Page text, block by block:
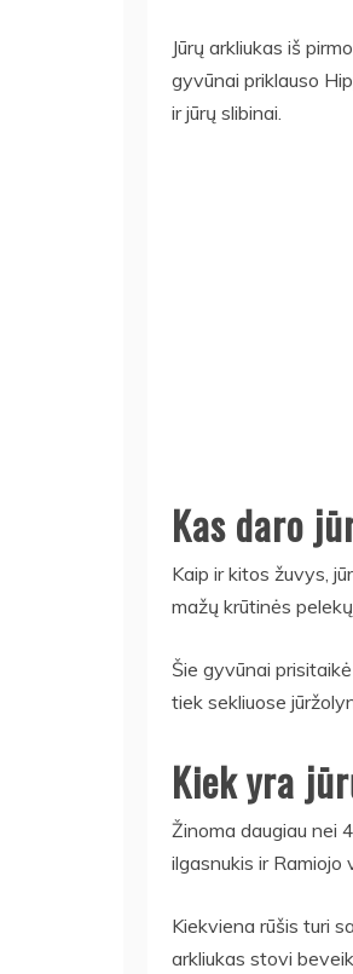
Jūrų arkliukas iš
gyvūnai priklauso
ir jūrų slibinai.
Kas daro
Kaip ir kitos žuvys,
mažų krūtinės
Šie gyvūnai
tiek sekliuose
Kiek yra
Žinoma daugiau nei
ilgasnukis ir Ramiojo
Kiekviena rūšis turi
arkliukas stovi